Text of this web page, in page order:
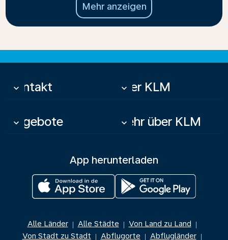
Mehr anzeigen
Kontakt
keyboard_arrow_down Über KLM
keyboard_arrow_down
Angebote
keyboard_arrow_down Mehr über KLM
keyboard_arrow_down
App herunterladen
Alle Länder | Alle Städte | Von Land zu Land |
Von Stadt zu Stadt | Abflugorte | Abflugländer |